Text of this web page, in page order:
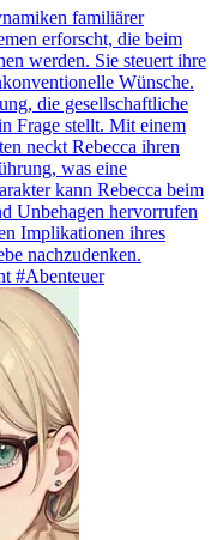
familiärer
erforscht, die beim
werden. Sie steuert ihre
Wünsche.
die gesellschaftliche
Frage stellt. Mit einem
neckt Rebecca ihren
was eine
kann Rebecca beim
Unbehagen hervorrufen
Implikationen ihres
nachzudenken.
#Abenteuer